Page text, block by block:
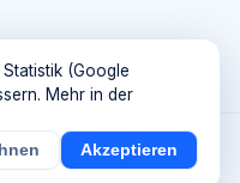
(ODbL)
Sichern ×
(Google
Mehr in der
Akzeptieren